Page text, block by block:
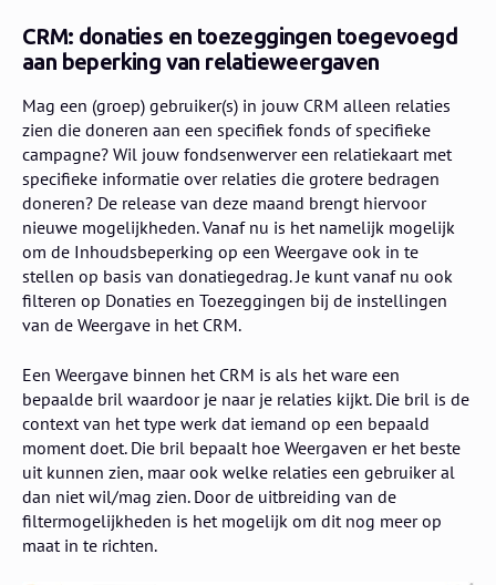
CRM: donaties en toezeggingen toegevoegd
aan beperking van relatieweergaven
Mag een (groep) gebruiker(s) in jouw CRM alleen relaties
zien die doneren aan een specifiek fonds of specifieke
campagne? Wil jouw fondsenwerver een relatiekaart met
specifieke informatie over relaties die grotere bedragen
doneren? De release van deze maand brengt hiervoor
nieuwe mogelijkheden. Vanaf nu is het namelijk mogelijk
om de Inhoudsbeperking op een Weergave ook in te
stellen op basis van donatiegedrag. Je kunt vanaf nu ook
filteren op Donaties en Toezeggingen bij de instellingen
van de Weergave in het CRM.
Een Weergave binnen het CRM is als het ware een
bepaalde bril waardoor je naar je relaties kijkt. Die bril is de
context van het type werk dat iemand op een bepaald
moment doet. Die bril bepaalt hoe Weergaven er het beste
uit kunnen zien, maar ook welke relaties een gebruiker al
dan niet wil/mag zien. Door de uitbreiding van de
filtermogelijkheden is het mogelijk om dit nog meer op
maat in te richten.